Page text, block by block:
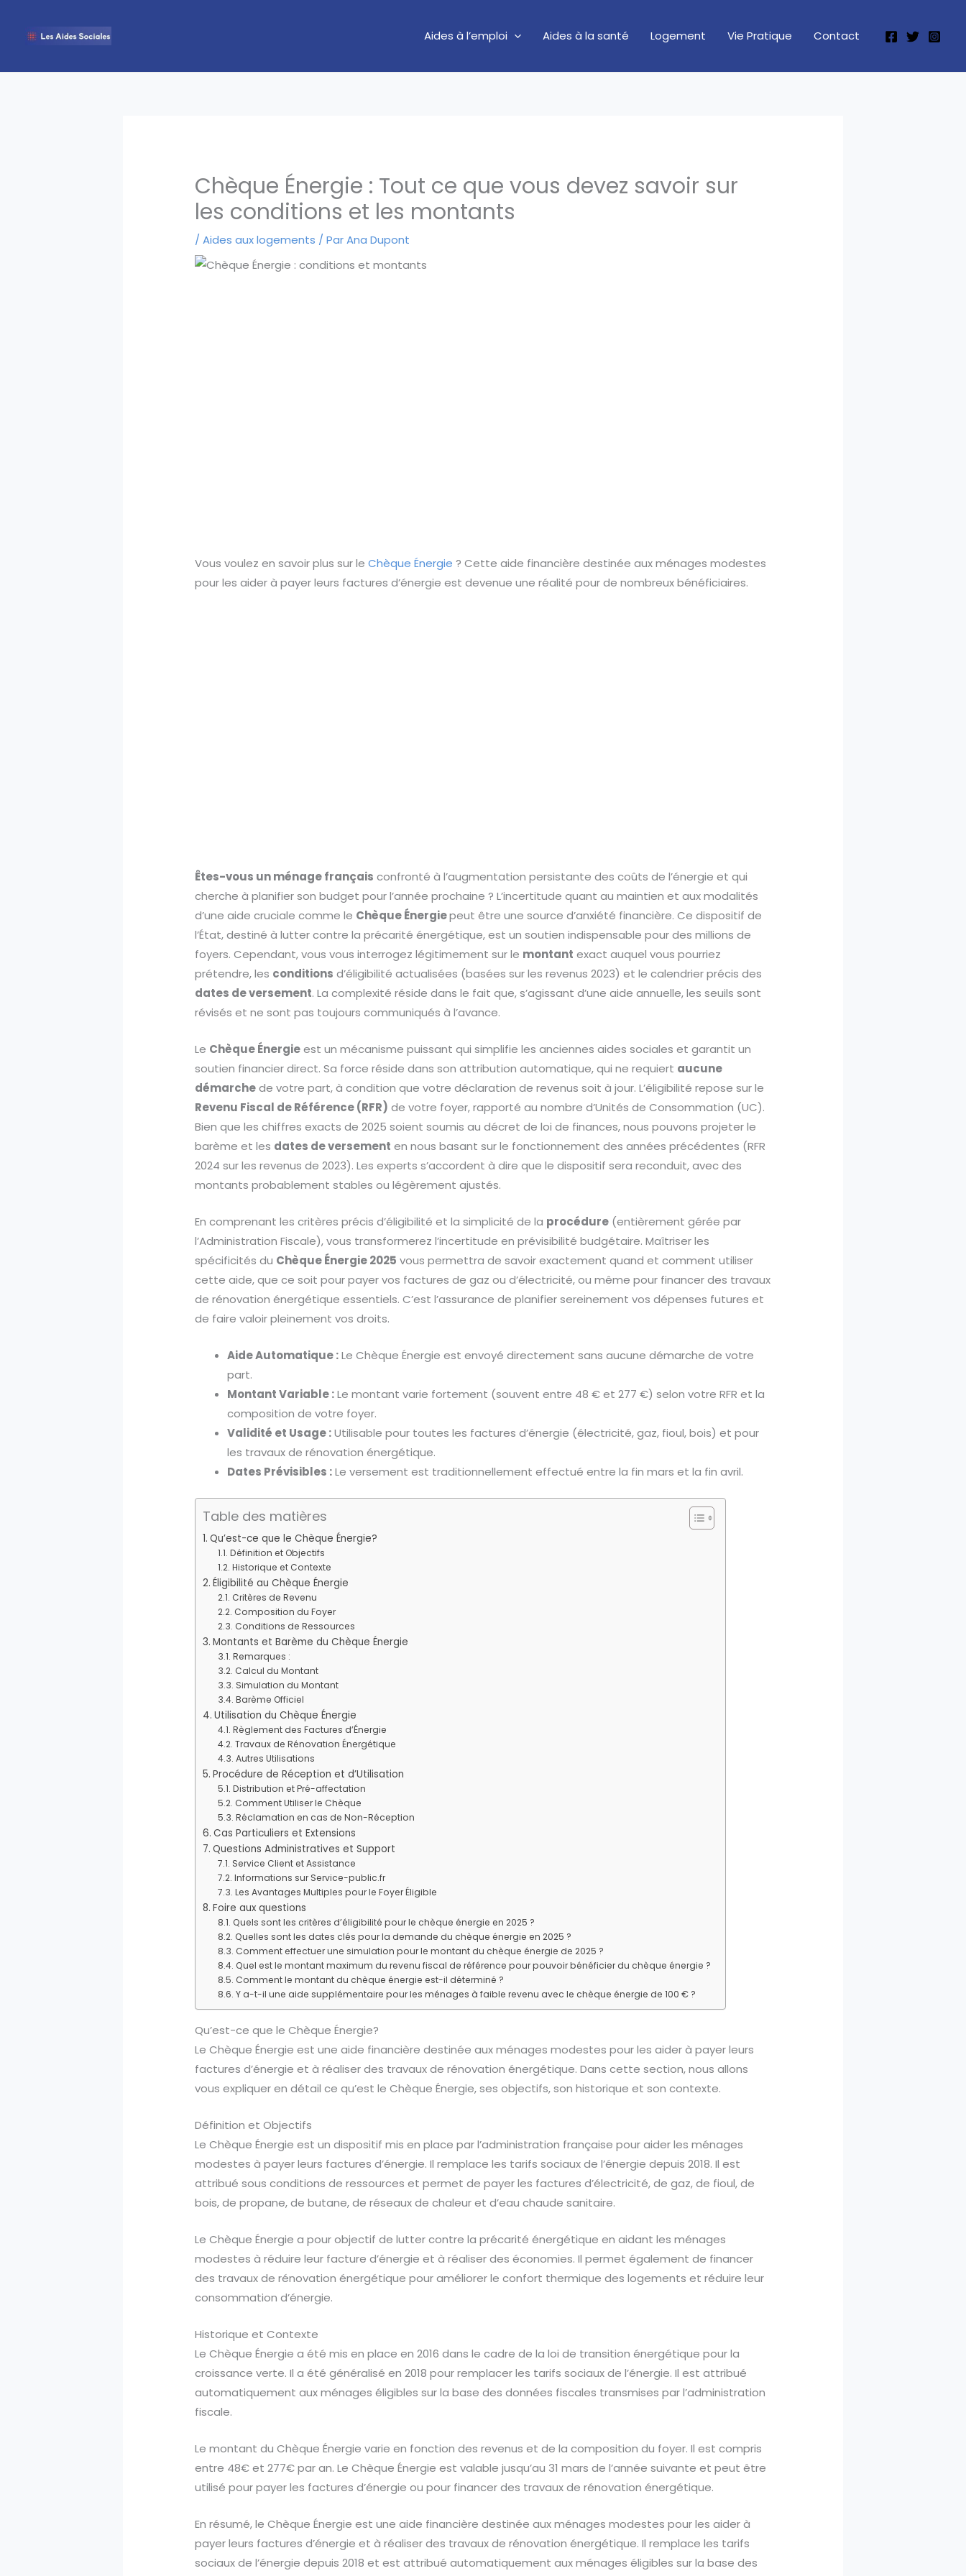
Aides à l’emploi Aides à la santé Logement Vie Pratique Contact
Chèque Énergie : Tout ce que vous devez savoir sur
les conditions et les montants
/Aides aux logements / ParAna Dupont
Vous voulez en savoir plus sur leChèque Énergie ? Cette aide financière destinée aux ménages modestes
pour les aider à payer leurs factures d’énergie est devenue une réalité pour de nombreux bénéficiaires.
Êtes-vous un ménage français confronté à l’augmentation persistante des coûts de l’énergie et qui
cherche à planifier son budget pour l’année prochaine ? L’incertitude quant au maintien et aux modalités
d’une aide cruciale comme le Chèque Énergiepeut être une source d’anxiété financière. Ce dispositif de
l’État, destiné à lutter contre la précarité énergétique, est un soutien indispensable pour des millions de
foyers. Cependant, vous vous interrogez légitimement sur le montant exact auquel vous pourriez
prétendre, les conditions d’éligibilité actualisées (basées sur les revenus 2023) et le calendrier précis des
dates de versement. La complexité réside dans le fait que, s’agissant d’une aide annuelle, les seuils sont
révisés et ne sont pas toujours communiqués à l’avance.
Le Chèque Énergieest un mécanisme puissant qui simplifie les anciennes aides sociales et garantit un
soutien financier direct. Sa force réside dans son attribution automatique, qui ne requiert aucune
démarchede votre part, à condition que votre déclaration de revenus soit à jour. L’éligibilité repose sur le
Revenu Fiscal de Référence (RFR) de votre foyer, rapporté au nombre d’Unités de Consommation (UC).
Bien que les chiffres exacts de 2025 soient soumis au décret de loi de finances, nous pouvons projeter le
barème et les dates de versement en nous basant sur le fonctionnement des années précédentes (RFR
2024 sur les revenus de 2023). Les experts s’accordent à dire que le dispositif sera reconduit, avec des
montants probablement stables ou légèrement ajustés.
En comprenant les critères précis d’éligibilité et la simplicité de la procédure (entièrement gérée par
l’Administration Fiscale), vous transformerez l’incertitude en prévisibilité budgétaire. Maîtriser les
spécificités du Chèque Énergie 2025 vous permettra de savoir exactement quand et comment utiliser
cette aide, que ce soit pour payer vos factures de gaz ou d’électricité, ou même pour financer des travaux
de rénovation énergétique essentiels. C’est l’assurance de planifier sereinement vos dépenses futures et
de faire valoir pleinement vos droits.
Aide Automatique :Le Chèque Énergie est envoyé directement sans aucune démarche de votre
part.
Montant Variable :Le montant varie fortement (souvent entre 48 € et 277 €) selon votre RFR et la
composition de votre foyer.
Validité et Usage :Utilisable pour toutes les factures d’énergie (électricité, gaz, fioul, bois) et pour
les travaux de rénovation énergétique.
Dates Prévisibles :Le versement est traditionnellement effectué entre la fin mars et la fin avril.
Table des matières
Qu’est-ce que le Chèque Énergie?
Définition et Objectifs
Historique et Contexte
Éligibilité au Chèque Énergie
Critères de Revenu
Composition du Foyer
Conditions de Ressources
Montants et Barème du Chèque Énergie
Remarques :
Calcul du Montant
Simulation du Montant
Barème Officiel
Utilisation du Chèque Énergie
Règlement des Factures d’Énergie
Travaux de Rénovation Énergétique
Autres Utilisations
Procédure de Réception et d’Utilisation
Distribution et Pré-affectation
Comment Utiliser le Chèque
Réclamation en cas de Non-Réception
Cas Particuliers et Extensions
Questions Administratives et Support
Service Client et Assistance
Informations sur Service-public.fr
Les Avantages Multiples pour le Foyer Éligible
Foire aux questions
Quels sont les critères d’éligibilité pour le chèque énergie en 2025 ?
Quelles sont les dates clés pour la demande du chèque énergie en 2025 ?
Comment effectuer une simulation pour le montant du chèque énergie de 2025 ?
Quel est le montant maximum du revenu fiscal de référence pour pouvoir bénéficier du chèque énergie ?
Comment le montant du chèque énergie est-il déterminé ?
Y a-t-il une aide supplémentaire pour les ménages à faible revenu avec le chèque énergie de 100 € ?
Qu’est-ce que le Chèque Énergie?
Le Chèque Énergie est une aide financière destinée aux ménages modestes pour les aider à payer leurs
factures d’énergie et à réaliser des travaux de rénovation énergétique. Dans cette section, nous allons
vous expliquer en détail ce qu’est le Chèque Énergie, ses objectifs, son historique et son contexte.
Définition et Objectifs
Le Chèque Énergie est un dispositif mis en place par l’administration française pour aider les ménages
modestes à payer leurs factures d’énergie. Il remplace les tarifs sociaux de l’énergie depuis 2018. Il est
attribué sous conditions de ressources et permet de payer les factures d’électricité, de gaz, de fioul, de
bois, de propane, de butane, de réseaux de chaleur et d’eau chaude sanitaire.
Le Chèque Énergie a pour objectif de lutter contre la précarité énergétique en aidant les ménages
modestes à réduire leur facture d’énergie et à réaliser des économies. Il permet également de financer
des travaux de rénovation énergétique pour améliorer le confort thermique des logements et réduire leur
consommation d’énergie.
Historique et Contexte
Le Chèque Énergie a été mis en place en 2016 dans le cadre de la loi de transition énergétique pour la
croissance verte. Il a été généralisé en 2018 pour remplacer les tarifs sociaux de l’énergie. Il est attribué
automatiquement aux ménages éligibles sur la base des données fiscales transmises par l’administration
fiscale.
Le montant du Chèque Énergie varie en fonction des revenus et de la composition du foyer. Il est compris
entre 48€ et 277€ par an. Le Chèque Énergie est valable jusqu’au 31 mars de l’année suivante et peut être
utilisé pour payer les factures d’énergie ou pour financer des travaux de rénovation énergétique.
En résumé, le Chèque Énergie est une aide financière destinée aux ménages modestes pour les aider à
payer leurs factures d’énergie et à réaliser des travaux de rénovation énergétique. Il remplace les tarifs
sociaux de l’énergie depuis 2018 et est attribué automatiquement aux ménages éligibles sur la base des